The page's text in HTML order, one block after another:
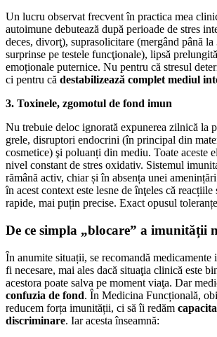
Un lucru observat frecvent în practica mea
autoimune debutează după perioade de stres
deces, divorţ), suprasolicitare (mergând până la
surprinse pe testele funcţionale), lipsă
emoționale puternice. Nu pentru că stresul
ci pentru că destabilizează complet mediul
3. Toxinele, zgomotul de fond imun
Nu trebuie deloc ignorată expunerea zilnică la
grele, disruptori endocrini (în principal din
cosmetice) şi poluanți din mediu. Toate aceste
nivel constant de stres oxidativ. Sistemul
rămână activ, chiar și în absența unei
în acest context este lesne de înţeles că
rapide, mai puțin precise. Exact opusul
De ce simpla „blocare” a imunității
În anumite situații, se recomandă medicamente
fi necesare, mai ales dacă situaţia clinică este
acestora poate salva pe moment viaţa. Dar
confuzia de fond. În Medicina Funcțională,
reducem forța imunității, ci să îi redăm
discriminare. Iar acesta înseamnă: